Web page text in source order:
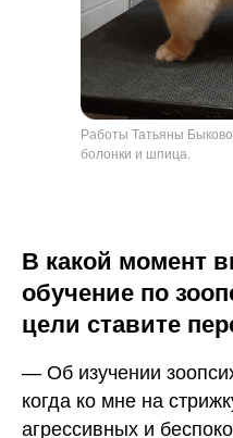
Работы Татьяны
болонки и шпица.
В какой момент
обучение по
цели ставите
— Об изучении
когда ко мне на
агрессивных и